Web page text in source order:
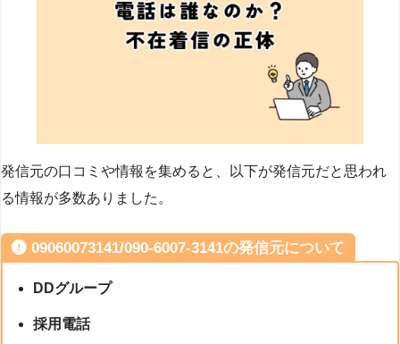
発信元の口コミや情報を集めると、以下が発信元だと思われ
る情報が多数ありました。
09060073141/090-6007-3141の発信元について
DDグループ
採用電話